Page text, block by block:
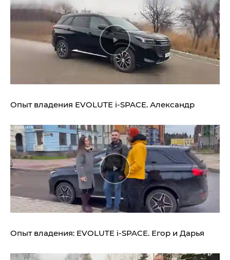
Опыт владения EVOLUTE i‑SPACE. Александр
Опыт владения: EVOLUTE i‑SPACE. Егор и Дарья